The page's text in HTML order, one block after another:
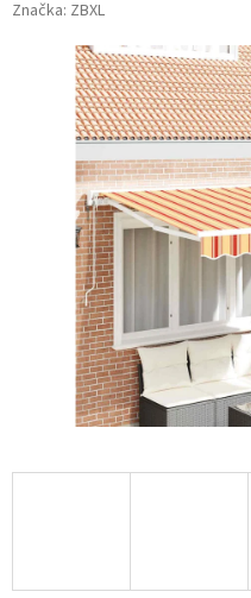
Značka: ZBXL